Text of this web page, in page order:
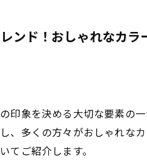
ンド！おしゃれなカラ
印象を決める大切な要素の
、多くの方々がおしゃれな
てご紹介します。